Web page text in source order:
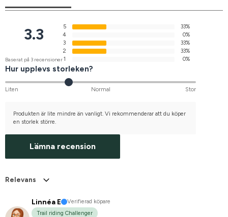
3.3
Baserat på 3 recensioner
5
33%
4
0%
3
33%
2
33%
1
0%
Hur upplevs storleken?
Liten Normal Stor
Produkten är lite mindre än vanligt. Vi rekommenderar att du köper
en storlek större.
Lämna recension
Relevans
Linnéa E
Verifierad köpare
Trail riding Challenger